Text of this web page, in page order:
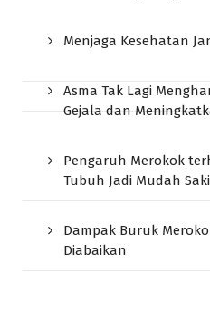
Menjaga Kesehatan
Asma Tak Lagi
Gejala dan
Pengaruh Merokok
Tubuh Jadi Mudah
Dampak Buruk
Diabaikan